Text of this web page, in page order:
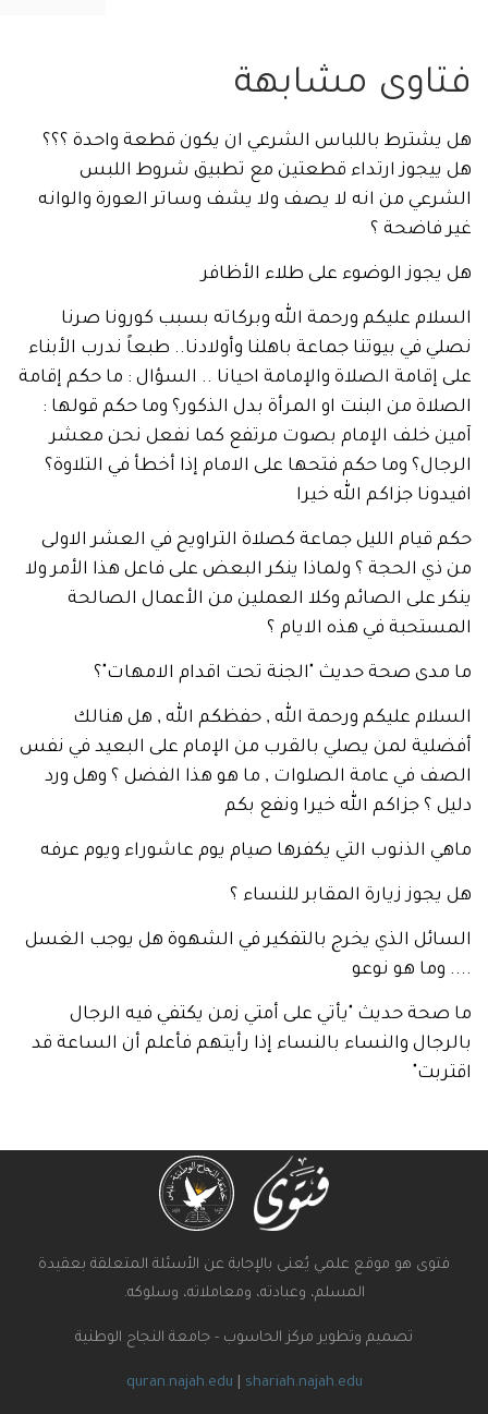
مشابهة
باللباس الشرعي ان يكون قطعة واحدة ؟؟؟
ارتداء قطعتين مع تطبيق شروط اللبس
من انه لا يصف ولا يشف وساتر العورة والوانه
؟
الوضوء على طلاء الأظافر
عليكم ورحمة الله وبركاته بسبب كورونا صرنا
بيوتنا جماعة باهلنا وأولادنا.. طبعاً ندرب الأبناء
الصلاة والإمامة احيانا .. السؤال : ما حكم إقامة
من البنت او المرأة بدل الذكور؟ وما حكم قولها :
خلف الإمام بصوت مرتفع كما نفعل نحن معشر
وما حكم فتحها على الامام إذا أخطأ في التلاوة؟
جزاكم الله خيرا
الليل جماعة كصلاة التراويح في العشر الاولى
الحجة ؟ ولماذا ينكر البعض على فاعل هذا الأمر ولا
على الصائم وكلا العملين من الأعمال الصالحة
في هذه الايام ؟
صحة حديث "الجنة تحت اقدام الامهات"؟
عليكم ورحمة الله , حفظكم الله , هل هنالك
لمن يصلي بالقرب من الإمام على البعيد في نفس
في عامة الصلوات , ما هو هذا الفضل ؟ وهل ورد
جزاكم الله خيرا ونفع بكم
الذنوب التي يكفرها صيام يوم عاشوراء ويوم عرفه
زيارة المقابر للنساء ؟
الذي يخرج بالتفكير في الشهوة هل يوجب الغسل
هو نوعو
حديث "يأتي على أمتي زمن يكتفي فيه الرجال
والنساء بالنساء إذا رأيتهم فأعلم أن الساعة قد
هو موقع علمي يُعنى بالإجابة عن الأسئلة المتعلقة بعقيدة
المسلم، وعبادته، ومعاملاته، وسلوكه.
تصميم وتطوير مركز الحاسوب - جامعة النجاح الوطنية
quran.najah.edu|shariah.najah.edu